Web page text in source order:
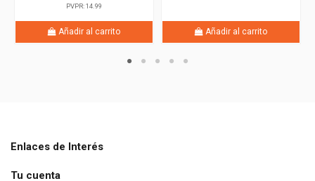
PVPR: 14.99
Añadir al carrito Añadir al carrito
Enlaces de Interés
Tu cuenta